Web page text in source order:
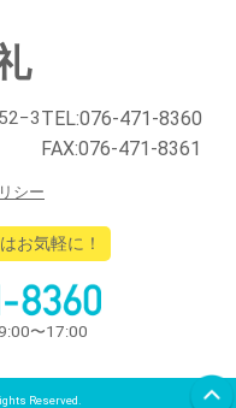
TEL:076-471-8360
FAX:076-471-8361
シー
お気軽に！
〜17:00
Reserved.